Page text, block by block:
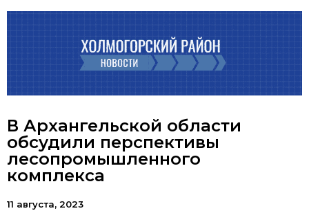
В Архангельской области
обсудили перспективы
лесопромышленного
комплекса
11 августа, 2023